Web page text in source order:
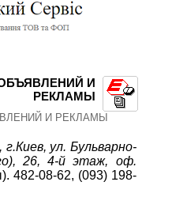
И
РЕКЛАМЫ
И РЕКЛАМЫ
, г.Киев, ул. Бульварно-
26, 4-й этаж, оф.
482-08-62, (093) 198-